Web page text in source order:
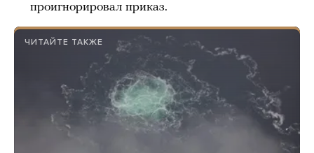
проигнорировал приказ.
ЧИТАЙТЕ ТАКЖЕ